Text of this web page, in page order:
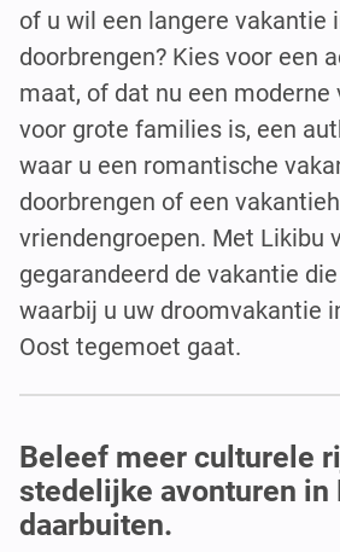
of u wil een langere vakantie
doorbrengen? Kies voor een
maat, of dat nu een moderne
voor grote families is, een
waar u een romantische
doorbrengen of een
vriendengroepen. Met Likibu
gegarandeerd de vakantie
waarbij u uw droomvakantie
Oost tegemoet gaat.
Beleef meer culturele
stedelijke avonturen in
daarbuiten.